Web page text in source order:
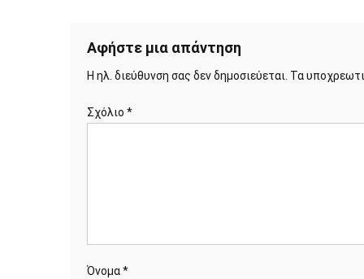
Αφήστε μια απάντηση
Η ηλ. διεύθυνση σας δεν δημοσιεύεται. Τα
Σχόλιο *
Όνομα*